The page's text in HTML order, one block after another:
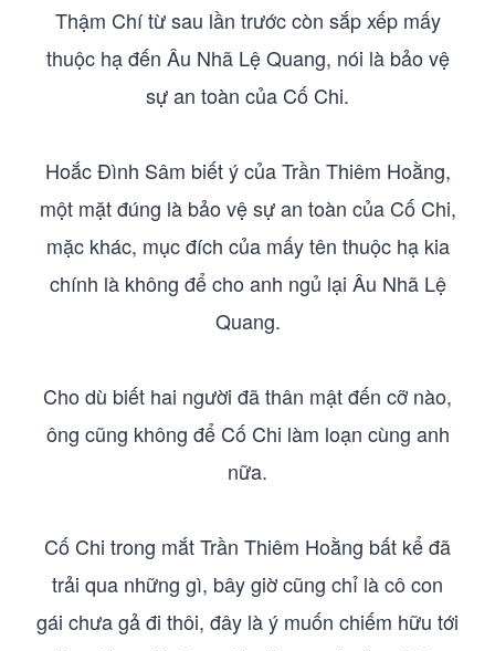
Thậm Chí từ sau lần trước còn sắp xếp mấy
thuộc hạ đến Âu Nhã Lệ Quang, nói là bảo vệ
sự an toàn của Cố Chi.
Hoắc Đình Sâm biết ý của Trần Thiêm Hoằng,
một mặt đúng là bảo vệ sự an toàn của Cố Chi,
mặc khác, mục đích của mấy tên thuộc hạ kia
chính là không để cho anh ngủ lại Âu Nhã Lệ
Quang.
Cho dù biết hai người đã thân mật đến cỡ nào,
ông cũng không để Cố Chi làm loạn cùng anh
nữa.
Cố Chi trong mắt Trần Thiêm Hoằng bất kể đã
trải qua những gì, bây giờ cũng chỉ là cô con
gái chưa gả đi thôi, đây là ý muốn chiếm hữu tới